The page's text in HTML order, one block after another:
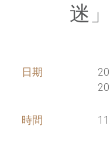
迷
日期
時間